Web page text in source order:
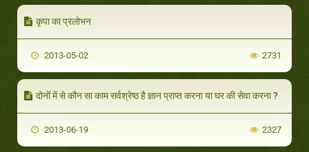
कृपा का प्रलोभन
2013-05-02 2731
दोनों में से कौन सा काम सर्वश्रेष्ठ है ज्ञान प्राप्त करना या घर की सेवा करना ?
2013-06-19 2327